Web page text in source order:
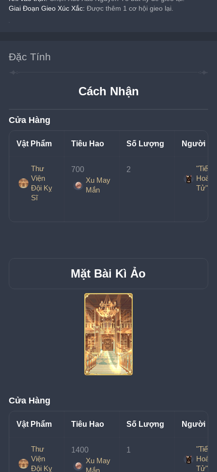
Giai Đoạn Gieo Xúc Xắc: Được thêm 1 cơ hội gieo lại.
Đặc Tính
Cách Nhận
Cửa Hàng
Vật Phẩm Tiêu Hao Số Lượng Người
Thư
Viện
Đội Kỵ
Sĩ
700
Xu May
Mắn
2
"Tiểu
Hoàng
Tử"
Mặt Bài Kì Ảo
Cửa Hàng
Vật Phẩm Tiêu Hao Số Lượng Người
Thư
Viện
Đội Kỵ
1400
Xu May
Mắn
1
"Tiểu
Hoàng
Tử"